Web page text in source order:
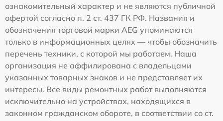
ознакомительный характер и не являются публичной
офертой согласно п. 2 ст. 437 ГК РФ. Названия и
обозначения торговой марки AEG упоминаются
только в информационных целях — чтобы обозначить
перечень техники, с которой мы работаем. Наша
организация не аффилирована с владельцами
указанных товарных знаков и не представляет их
интересы. Все виды ремонтных работ выполняются
исключительно на устройствах, находящихся в
законном гражданском обороте, в соответствии со ст.